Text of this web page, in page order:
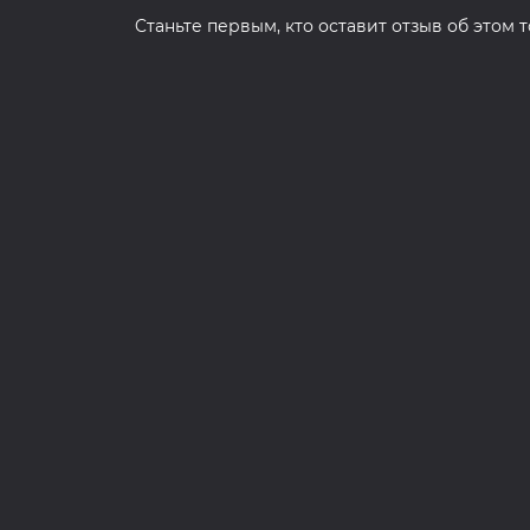
Cтаньте первым, кто оставит отзыв об этом